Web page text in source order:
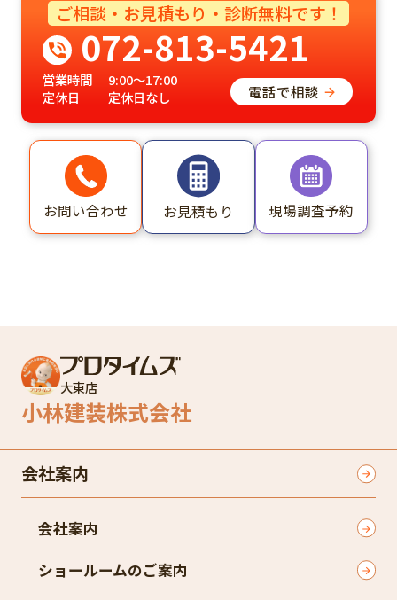
ご相談・お見積もり・診断無料です！
072-813-5421
営業時間
9:00～17:00
定休日
定休日なし 電話で相談
お問い合わせ お見積もり 現場調査予約
大東店
小林建装株式会社
会社案内
会社案内
ショールームのご案内